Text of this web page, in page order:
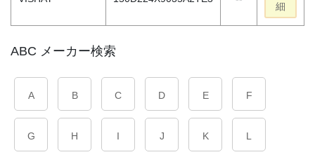
細
ABC メーカー検索
A B C D E F
G H I J K L